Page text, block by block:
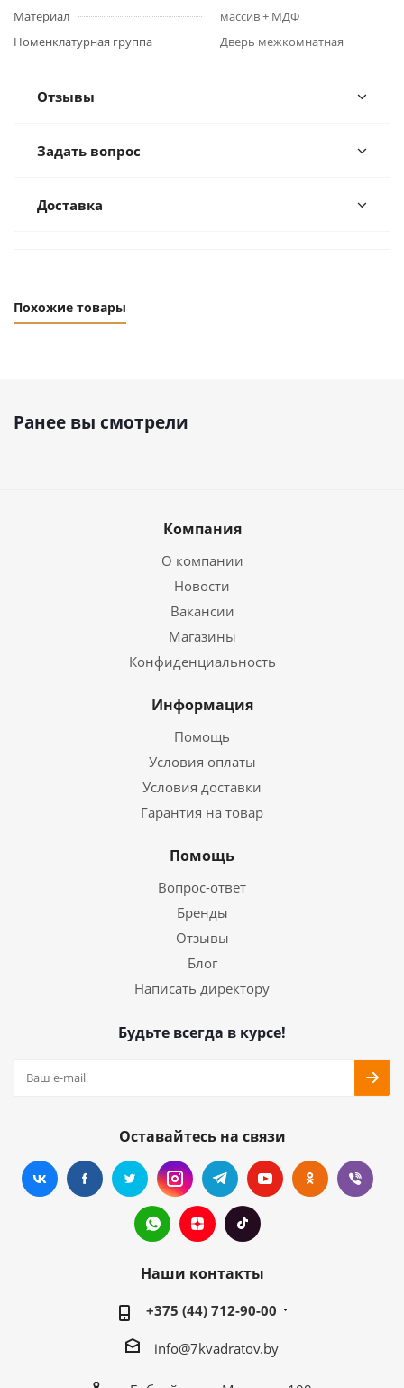
Материал
массив + МДФ
Номенклатурная группа
Дверь межкомнатная
Отзывы
Задать вопрос
Доставка
Похожие товары
Ранее вы смотрели
Компания
О компании
Новости
Вакансии
Магазины
Конфиденциальность
Информация
Помощь
Условия оплаты
Условия доставки
Гарантия на товар
Помощь
Вопрос-ответ
Бренды
Отзывы
Блог
Написать директору
Будьте всегда в курсе!
Оставайтесь на связи
Наши контакты
+375 (44) 712-90-00
info@7kvadratov.by